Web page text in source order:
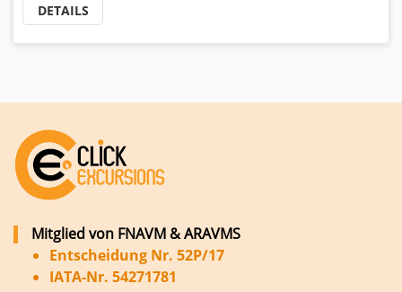
DETAILS
Mitglied von FNAVM & ARAVMS
Entscheidung Nr. 52P/17
IATA-Nr. 54271781